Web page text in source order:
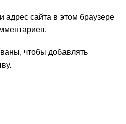
сайта в этом браузере
чтобы добавлять